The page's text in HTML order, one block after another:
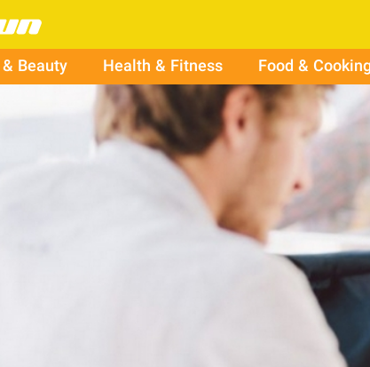
Beauty Health & Fitness Food &